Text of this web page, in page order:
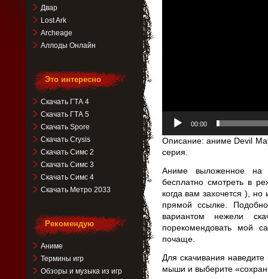
00:00
Описание: аниме Devil
серия.
Аниме выложенное на
бесплатно смотреть в
когда вам захочется ), но
прямой ссылке.
вариантом нежели
порекомендовать мой
почаще.
Для скачивания
мыши и выберите
Двар
Lost Ark
Archeage
Аллоды Онлайн
Это интересно
Скачать ГТА 4
Скачать ГТА 5
Скачать Spore
Скачать Crysis
Скачать Симс 2
Скачать Симс 3
Скачать Симс 4
Скачать Метро 2033
Рекомендую
Аниме
Термины игр
Обзоры и музыка из игр